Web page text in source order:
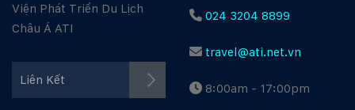
Viện Phát Triển Du Lịch
Châu Á ATI
Liên Kết
Facebook ATI
Youtube ATI
024 3204 8899
travel@ati.net.vn
8:00am - 17:00pm